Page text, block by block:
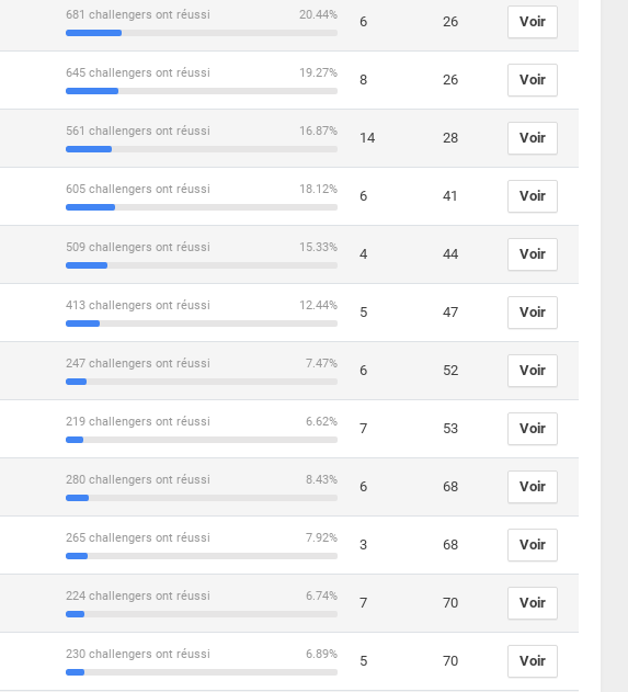
20.44%
681 challengers ont réussi 6 26 Voir
19.27%
645 challengers ont réussi 8 26 Voir
16.87%
561 challengers ont réussi 14 28 Voir
18.12%
605 challengers ont réussi 6 41 Voir
15.33%
509 challengers ont réussi 4 44 Voir
12.44%
413 challengers ont réussi 5 47 Voir
7.47%
247 challengers ont réussi 6 52 Voir
6.62%
219 challengers ont réussi 7 53 Voir
8.43%
280 challengers ont réussi 6 68 Voir
7.92%
265 challengers ont réussi 3 68 Voir
6.74%
224 challengers ont réussi 7 70 Voir
6.89%
230 challengers ont réussi 5 70 Voir